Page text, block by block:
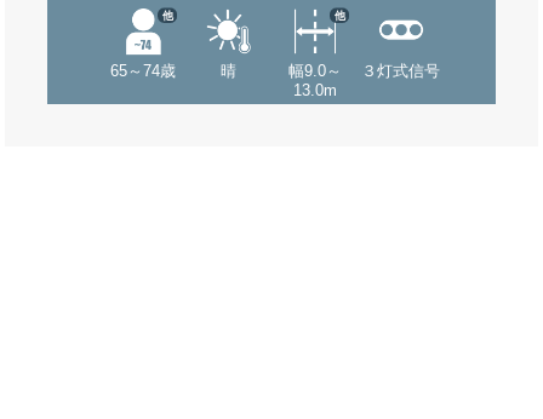
65～74歳
他
晴
幅9.0～
13.0m
他
３灯式信号